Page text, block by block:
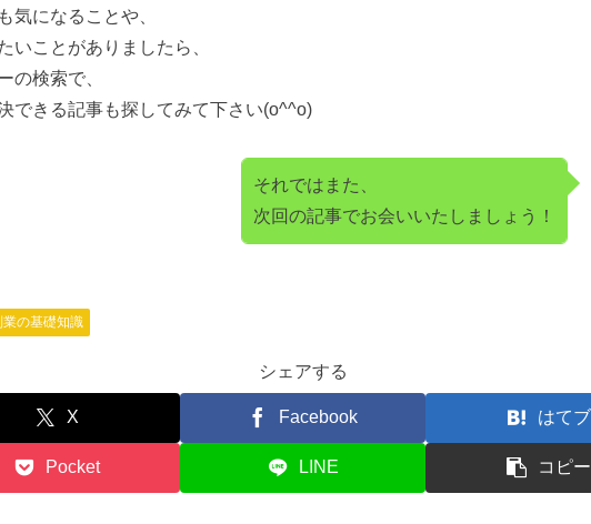
気になることや、
いことがありましたら、
の検索で、
できる記事も探してみて下さい(o^^o)
それではまた、
次回の記事でお会いいたしましょう！
業の基礎知識
シェアする
X Facebook はてブ
Pocket LINE コピー